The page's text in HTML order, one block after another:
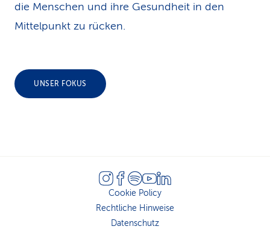
die Menschen und ihre Gesundheit in den
Mittelpunkt zu rücken.
UNSER FOKUS
Cookie Policy
Rechtliche Hinweise
Datenschutz